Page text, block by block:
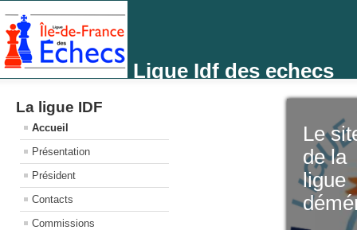
Ligue Idf des echecs
La ligue IDF
Accueil
Présentation
Président
Contacts
Commissions
Le
de la
ligue